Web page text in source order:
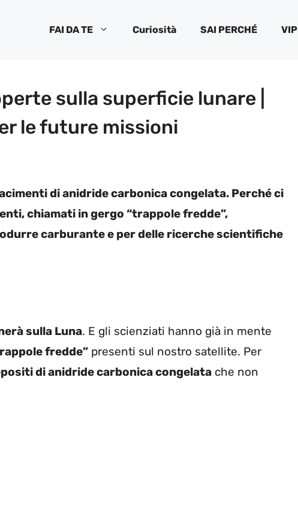
FAI DA TE Curiosità SAI PERCHÉ VIP
sulla superficie lunare |
le future missioni
di anidride carbonica congelata. Perché ci
chiamati in gergo “trappole fredde”,
carburante e per delle ricerche scientifiche
sulla Luna. E gli scienziati hanno già in mente
fredde” presenti sul nostro satellite. Per
di anidride carbonica congelata che non